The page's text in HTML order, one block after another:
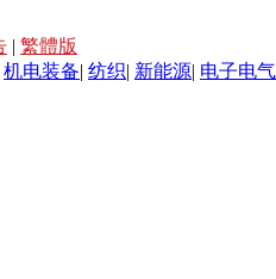
| 繁體版
机电装备| 纺织| 新能源| 电子电气